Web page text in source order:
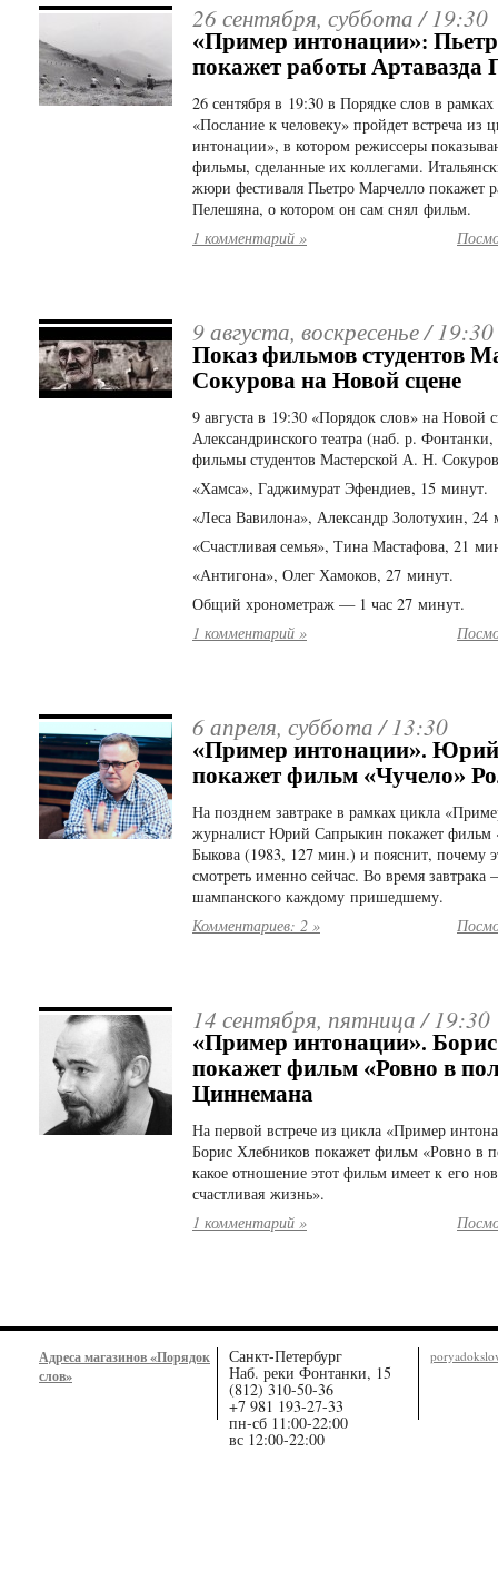
26 сентября, суббота /19:30
«Пример интонации»:
покажет работы Артавазда
26 сентября в 19:30 в Порядке слов в
«Послание к человеку» пройдет встреча из
интонации», в котором режиссеры
фильмы, сделанные их коллегами.
жюри фестиваля Пьетро Марчелло покажет
Пелешяна, о котором он сам снял фильм.
1 комментарий »
9 августа, воскресенье /19:30
Показ фильмов студентов
Сокурова на Новой сцене
9 августа в 19:30 «Порядок слов» на Новой
Александринского театра (наб. р.
фильмы студентов Мастерской А. Н.
«Хамса», Гаджимурат Эфендиев, 15 минут.
«Леса Вавилона», Александр Золотухин,
«Счастливая семья», Тина Мастафова, 21
«Антигона», Олег Хамоков, 27 минут.
Общий хронометраж — 1 час 27 минут.
1 комментарий »
6 апреля, суббота /13:30
«Пример интонации».
покажет фильм «Чучело»
На позднем завтраке в рамках цикла
журналист Юрий Сапрыкин покажет фильм
Быкова (1983, 127 мин.) и пояснит, почему
смотреть именно сейчас. Во время
шампанского каждому пришедшему.
Комментариев: 2 »
14 сентября, пятница /19:30
«Пример интонации».
покажет фильм «Ровно в
Циннемана
На первой встрече из цикла «Пример
Борис Хлебников покажет фильм «Ровно в
какое отношение этот фильм имеет к его
счастливая жизнь».
1 комментарий »
Адреса магазинов «Порядок
слов»
Санкт-Петербург
Наб. реки Фонтанки, 15
(812) 310-50-36
+7 981 193-27-33
пн-сб 11:00-22:00
вс 12:00-22:00